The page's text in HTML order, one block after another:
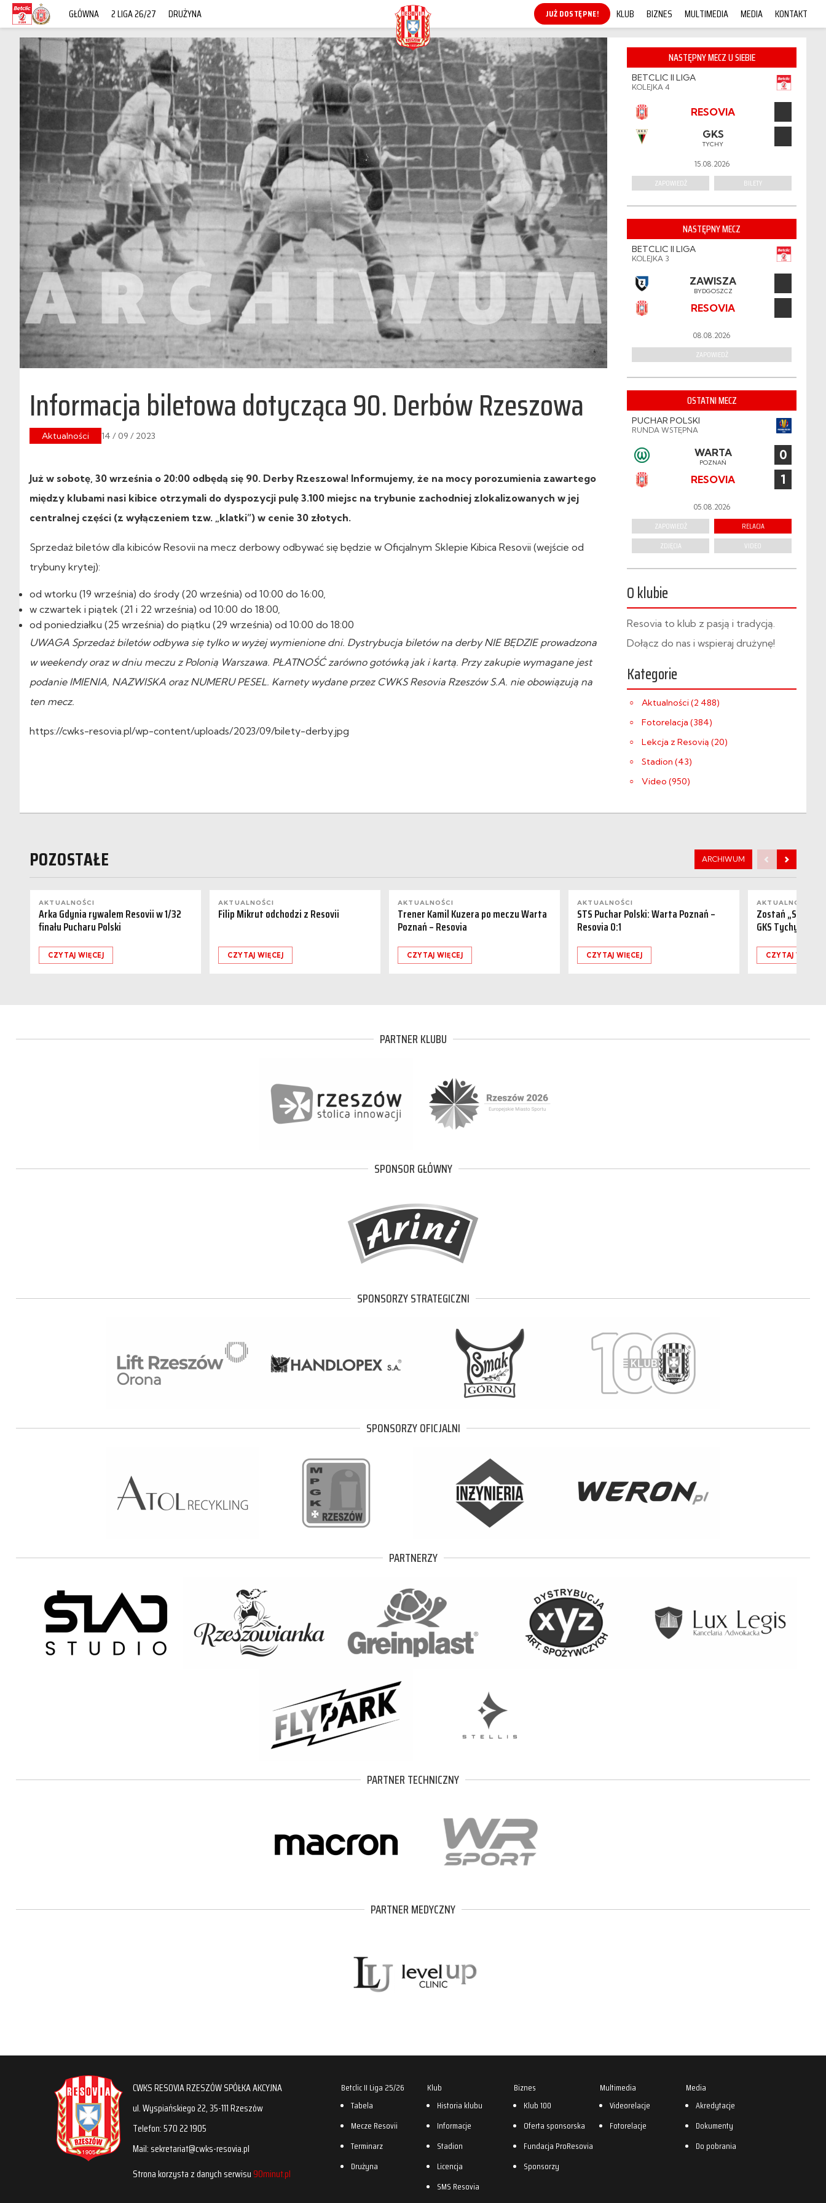
GŁÓWNA 2 LIGA 26/27 DRUŻYNA KUP ONLINE! KLUB BIZNES MULTIMEDIA MEDIA KONTAKT
Informacja biletowa dotycząca 90. Derbów Rzeszowa
Aktualności 14 / 09 / 2023
Już w sobotę, 30 września o 20:00 odbędą się 90. Derby Rzeszowa! Informujemy, że na mocy porozumienia zawartego
między klubami nasi kibice otrzymali do dyspozycji pulę 3.100 miejsc na trybunie zachodniej zlokalizowanych w jej
centralnej części (z wyłączeniem tzw. „klatki”) w cenie 30 złotych.
Sprzedaż biletów dla kibiców Resovii na mecz derbowy odbywać się będzie w Oficjalnym Sklepie Kibica Resovii (wejście od
trybuny krytej):
od wtorku (19 września) do środy (20 września) od 10:00 do 16:00,
w czwartek i piątek (21 i 22 września) od 10:00 do 18:00,
od poniedziałku (25 września) do piątku (29 września) od 10:00 do 18:00
UWAGA Sprzedaż biletów odbywa się tylko w wyżej wymienione dni. Dystrybucja biletów na derby NIE BĘDZIE prowadzona
w weekendy oraz w dniu meczu z Polonią Warszawa. PŁATNOŚĆ zarówno gotówką jak i kartą. Przy zakupie wymagane jest
podanie IMIENIA, NAZWISKA oraz NUMERU PESEL. Karnety wydane przez CWKS Resovia Rzeszów S.A. nie obowiązują na
ten mecz.
https://cwks-resovia.pl/wp-content/uploads/2023/09/bilety-derby.jpg
NASTĘPNY MECZ U SIEBIE
BETCLIC II LIGA
KOLEJKA 4
RESOVIA
GKS
TYCHY
15.08.2026
ZAPOWIEDŹ BILETY
NASTĘPNY MECZ
BETCLIC II LIGA
KOLEJKA 3
ZAWISZA
BYDGOSZCZ
RESOVIA
08.08.2026
ZAPOWIEDŹ
OSTATNI MECZ
PUCHAR POLSKI
RUNDA WSTĘPNA
WARTA
POZNAŃ 0
RESOVIA 1
05.08.2026
ZAPOWIEDŹ
RELACJA
ZDJĘCIA
VIDEO
O klubie
Resovia to klub z pasją i tradycją.
Dołącz do nas i wspieraj drużynę!
Kategorie
Aktualności (2 488)
Fotorelacja (384)
Lekcja z Resovią (20)
Stadion (43)
Video (950)
POZOSTAŁE ARCHIWUM
AKTUALNOŚCI
Arka Gdynia rywalem Resovii w 1/32
finału Pucharu Polski
CZYTAJ WIĘCEJ
AKTUALNOŚCI
Filip Mikrut odchodzi z Resovii
CZYTAJ WIĘCEJ
AKTUALNOŚCI
Trener Kamil Kuzera po meczu Warta
Poznań – Resovia
CZYTAJ WIĘCEJ
AKTUALNOŚCI
STS Puchar Polski: Warta Poznań –
Resovia 0:1
CZYTAJ WIĘCEJ
AKTUALNOŚCI
Zostań
GKS Tychy
CZYTAJ WIĘCEJ
PARTNER KLUBU
SPONSOR GŁÓWNY
SPONSORZY STRATEGICZNI
SPONSORZY OFICJALNI
PARTNERZY
PARTNER TECHNICZNY
PARTNER MEDYCZNY
CWKS RESOVIA RZESZÓW SPÓŁKA AKCYJNA
ul. Wyspiańskiego 22, 35-111 Rzeszów
Telefon: 570 22 1905
Mail: sekretariat@cwks-resovia.pl
Strona korzysta z danych serwisu90minut.pl
Betclic II Liga 25/26
Tabela
Mecze Resovii
Terminarz
Drużyna
Klub
Historia klubu
Informacje
Stadion
Licencja
SMS Resovia
Biznes
Klub 100
Oferta sponsorska
Fundacja ProResovia
Sponsorzy
Multimedia
Videorelacje
Fotorelacje
Media
Akredytacje
Dokumenty
Do pobrania